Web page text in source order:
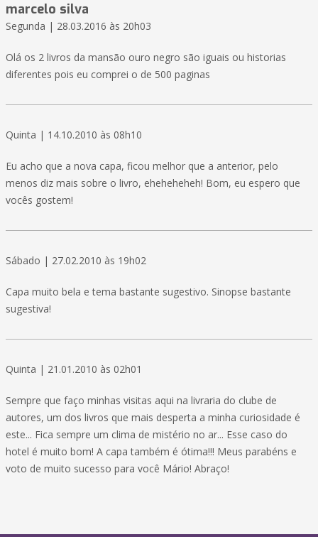
marcelo silva
Segunda | 28.03.2016 às 20h03
Olá os 2 livros da mansão ouro negro são iguais ou historias
diferentes pois eu comprei o de 500 paginas
Quinta | 14.10.2010 às 08h10
Eu acho que a nova capa, ficou melhor que a anterior, pelo
menos diz mais sobre o livro, eheheheheh! Bom, eu espero que
vocês gostem!
Sábado | 27.02.2010 às 19h02
Capa muito bela e tema bastante sugestivo. Sinopse bastante
sugestiva!
Quinta | 21.01.2010 às 02h01
Sempre que faço minhas visitas aqui na livraria do clube de
autores, um dos livros que mais desperta a minha curiosidade é
este... Fica sempre um clima de mistério no ar... Esse caso do
hotel é muito bom! A capa também é ótima!!! Meus parabéns e
voto de muito sucesso para você Mário! Abraço!